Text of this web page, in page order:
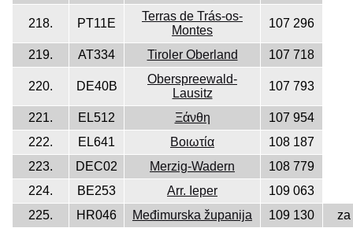
218. PT11E
Terras de Trás-os-
Montes
107 296
219. AT334 Tiroler Oberland 107 718
220. DE40B
Oberspreewald-
Lausitz
107 793
221. EL512 Ξάνθη
107 954
222.
EL641 Βοιωτία
108 187
223.
DEC02 Merzig-Wadern
108 779
224.
BE253 Arr. Ieper
109 063
225.
HR046 Međimurska županija 109 130
za